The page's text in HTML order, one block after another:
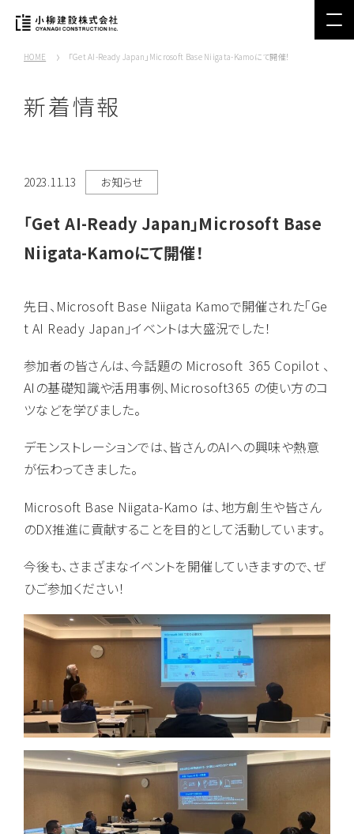
HOME 「Get AI-Ready Japan」Microsoft Base Niigata-Kamoにて開催！
新着情報
2023.11.13 お知らせ
「Get AI-Ready Japan」Microsoft Base
Niigata-Kamoにて開催！
先日、Microsoft Base Niigata Kamoで開催された「Ge
t AI Ready Japan」イベントは大盛況でした！
参加者の皆さんは、今話題の Microsoft 365 Copilot 、
AIの基礎知識や活用事例、Microsoft365 の使い方のコ
ツなどを学びました。
デモンストレーションでは、皆さんのAIへの興味や熱意
が伝わってきました。
Microsoft Base Niigata-Kamo は、地方創生や皆さん
のDX推進に貢献することを目的として活動しています。
今後も、さまざまなイベントを開催していきますので、ぜ
ひご参加ください！